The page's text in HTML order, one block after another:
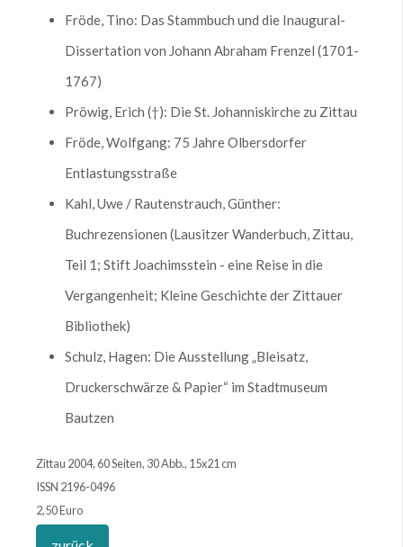
Fröde, Tino: Das Stammbuch und die Inaugural-
Dissertation von Johann Abraham Frenzel (1701-
1767)
Pröwig, Erich (†): Die St. Johanniskirche zu Zittau
Fröde, Wolfgang: 75 Jahre Olbersdorfer
Entlastungsstraße
Kahl, Uwe / Rautenstrauch, Günther:
Buchrezensionen (Lausitzer Wanderbuch, Zittau,
Teil 1; Stift Joachimsstein - eine Reise in die
Vergangenheit; Kleine Geschichte der Zittauer
Bibliothek)
Schulz, Hagen: Die Ausstellung „Bleisatz,
Druckerschwärze & Papier“ im Stadtmuseum
Bautzen
Zittau 2004, 60 Seiten, 30 Abb., 15x21 cm
ISSN 2196-0496
2,50 Euro